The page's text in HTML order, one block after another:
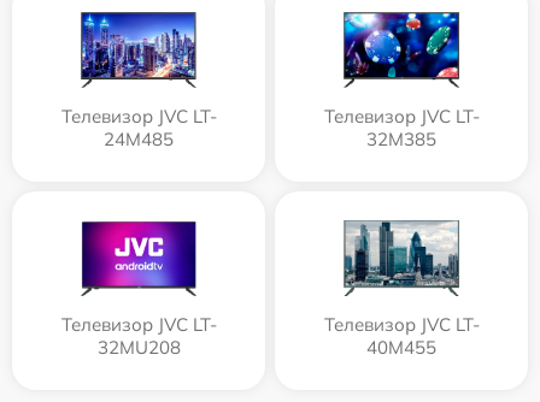
Телевизор JVC LT-
24M485
Телевизор JVC LT-
32M385
Телевизор JVC LT-
32MU208
Телевизор JVC LT-
40M455